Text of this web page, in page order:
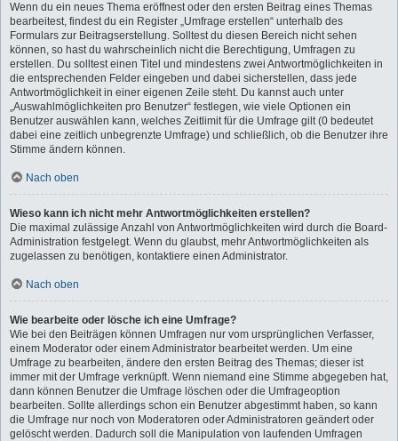
Wenn du ein neues Thema eröffnest oder den ersten Beitrag eines Themas
bearbeitest, findest du ein Register „Umfrage erstellen“ unterhalb des
Formulars zur Beitragserstellung. Solltest du diesen Bereich nicht sehen
können, so hast du wahrscheinlich nicht die Berechtigung, Umfragen zu
erstellen. Du solltest einen Titel und mindestens zwei Antwortmöglichkeiten in
die entsprechenden Felder eingeben und dabei sicherstellen, dass jede
Antwortmöglichkeit in einer eigenen Zeile steht. Du kannst auch unter
„Auswahlmöglichkeiten pro Benutzer“ festlegen, wie viele Optionen ein
Benutzer auswählen kann, welches Zeitlimit für die Umfrage gilt (0 bedeutet
dabei eine zeitlich unbegrenzte Umfrage) und schließlich, ob die Benutzer ihre
Stimme ändern können.
Nach oben
Wieso kann ich nicht mehr Antwortmöglichkeiten erstellen?
Die maximal zulässige Anzahl von Antwortmöglichkeiten wird durch die Board-
Administration festgelegt. Wenn du glaubst, mehr Antwortmöglichkeiten als
zugelassen zu benötigen, kontaktiere einen Administrator.
Nach oben
Wie bearbeite oder lösche ich eine Umfrage?
Wie bei den Beiträgen können Umfragen nur vom ursprünglichen Verfasser,
einem Moderator oder einem Administrator bearbeitet werden. Um eine
Umfrage zu bearbeiten, ändere den ersten Beitrag des Themas; dieser ist
immer mit der Umfrage verknüpft. Wenn niemand eine Stimme abgegeben hat,
dann können Benutzer die Umfrage löschen oder die Umfrageoption
bearbeiten. Sollte allerdings schon ein Benutzer abgestimmt haben, so kann
die Umfrage nur noch von Moderatoren oder Administratoren geändert oder
gelöscht werden. Dadurch soll die Manipulation von laufenden Umfragen